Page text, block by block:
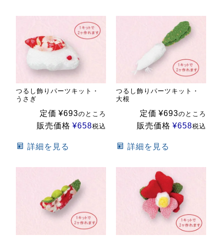
つるし飾りパーツキット・
うさぎ
定価 ¥693のところ
販売価格 ¥658税込
詳細を見る
つるし飾りパーツキット・
大根
定価 ¥693のところ
販売価格 ¥658税込
詳細を見る